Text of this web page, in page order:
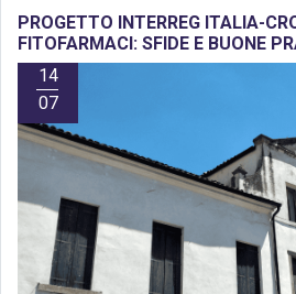
PROGETTO INTERREG ITALIA-
FITOFARMACI: SFIDE E BUONE
14
07